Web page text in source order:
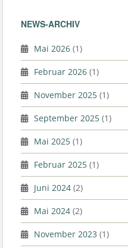
NEWS-ARCHIV
Mai 2026 (1)
Februar 2026 (1)
November 2025 (1)
September 2025 (1)
Mai 2025 (1)
Februar 2025 (1)
Juni 2024 (2)
Mai 2024 (2)
November 2023 (1)